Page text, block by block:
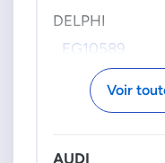
DELPHI
EG10589
VAG GROUPE
03L131512AN
Voir
AUDI